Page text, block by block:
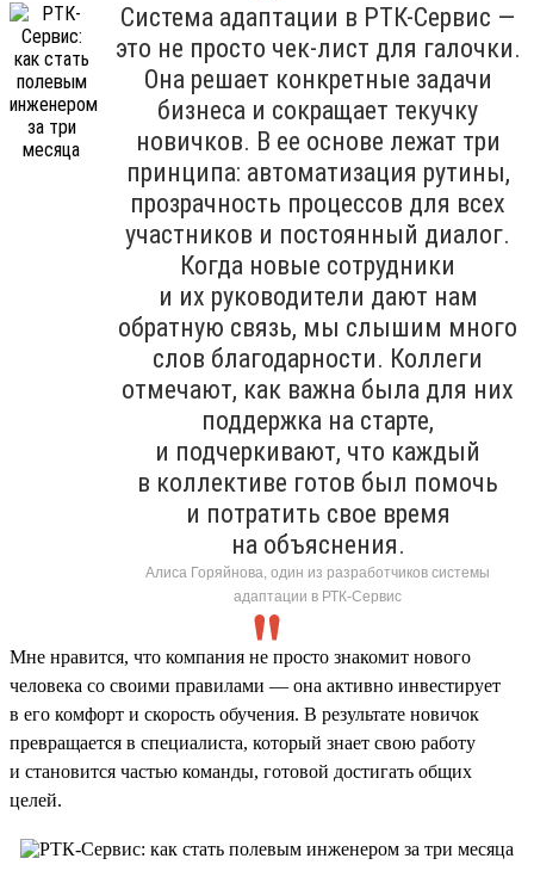
Система адаптации в РТК-Сервис —
это не просто чек-лист для галочки.
Она решает конкретные задачи
бизнеса и сокращает текучку
новичков. В ее основе лежат три
принципа: автоматизация рутины,
прозрачность процессов для всех
участников и постоянный диалог.
Когда новые сотрудники
и их руководители дают нам
обратную связь, мы слышим много
слов благодарности. Коллеги
отмечают, как важна была для них
поддержка на старте,
и подчеркивают, что каждый
в коллективе готов был помочь
и потратить свое время
на объяснения.
Алиса Горяйнова, один из разработчиков системы
адаптации в РТК-Сервис
Мне нравится, что компания не просто знакомит нового
человека со своими правилами — она активно инвестирует
в его комфорт и скорость обучения. В результате новичок
превращается в специалиста, который знает свою работу
и становится частью команды, готовой достигать общих
целей.